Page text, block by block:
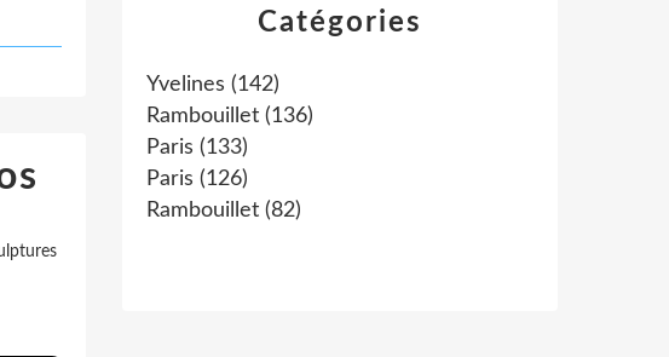
Catégories
Yvelines (142)
Rambouillet (136)
Paris (133)
Paris (126)
Rambouillet (82)